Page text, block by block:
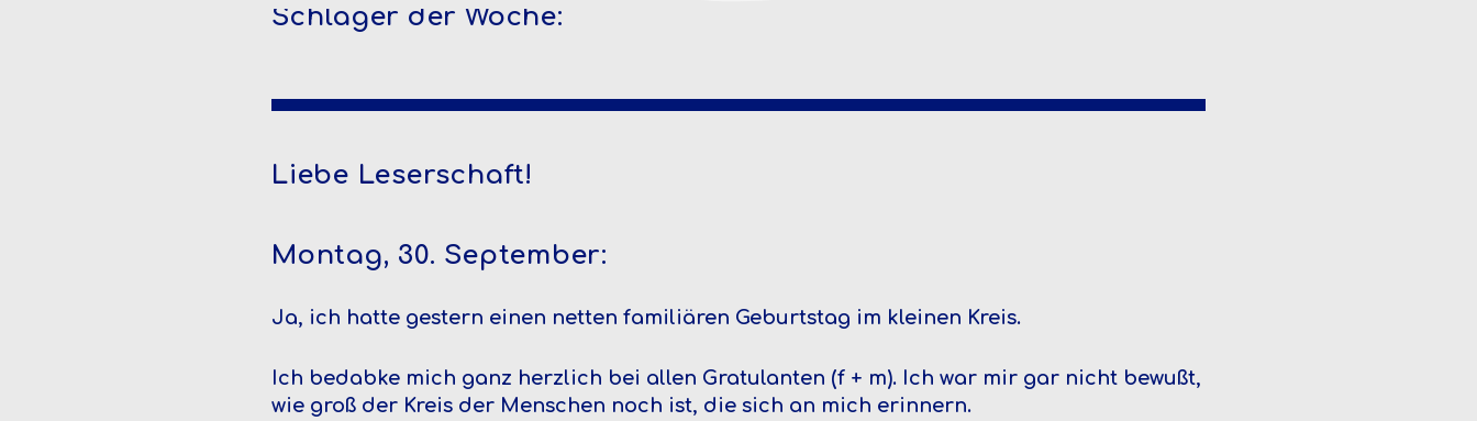
Schlager der Woche:
Liebe Leserschaft!
Montag, 30. September:
Ja, ich hatte gestern einen netten familiären Geburtstag im kleinen Kreis.
Ich bedabke mich ganz herzlich bei allen Gratulanten (f + m). Ich war mir gar nicht bewußt,
wie groß der Kreis der Menschen noch ist, die sich an mich erinnern.